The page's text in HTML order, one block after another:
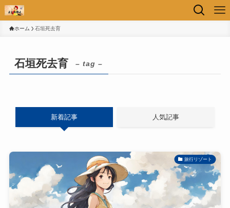
ホーム 石垣死去育
石垣死去育 – tag –
新着記事 人気記事
旅行リゾート